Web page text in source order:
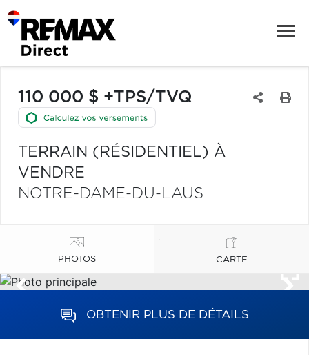
110 000 $ +TPS/TVQ
TERRAIN (RÉSIDENTIEL) À
VENDRE
NOTRE-DAME-DU-LAUS
PHOTOS CARTE
OBTENIR PLUS DE DÉTAILS